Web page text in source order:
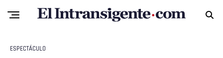
ESPECTÁCULO